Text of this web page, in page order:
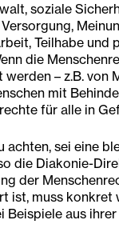
soziale
Teilhabe und
die
– z.B. von
mit
für alle in
achten, sei eine
die Diakonie-
der
ist, muss konkret
Beispiele aus